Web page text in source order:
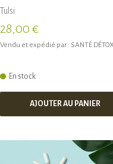
Tulsi
28,00 €
Vendu et expédié par : SANTÉ DÉTOX
En stock
AJOUTER AU PANIER